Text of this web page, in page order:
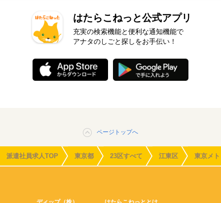
はたらこねっと公式アプリ
充実の検索機能と便利な通知機能で
アナタのしごと探しをお手伝い！
ページトップへ
派遣社員求人TOP 東京都 23区すべて 江東区 東京メ